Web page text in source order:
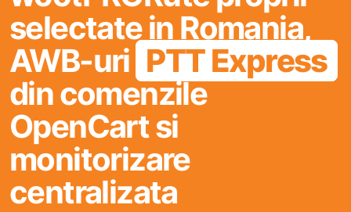
selectate in Romania,
AWB-uri PTT Express
din comenzile
OpenCart si
monitorizare
centralizata